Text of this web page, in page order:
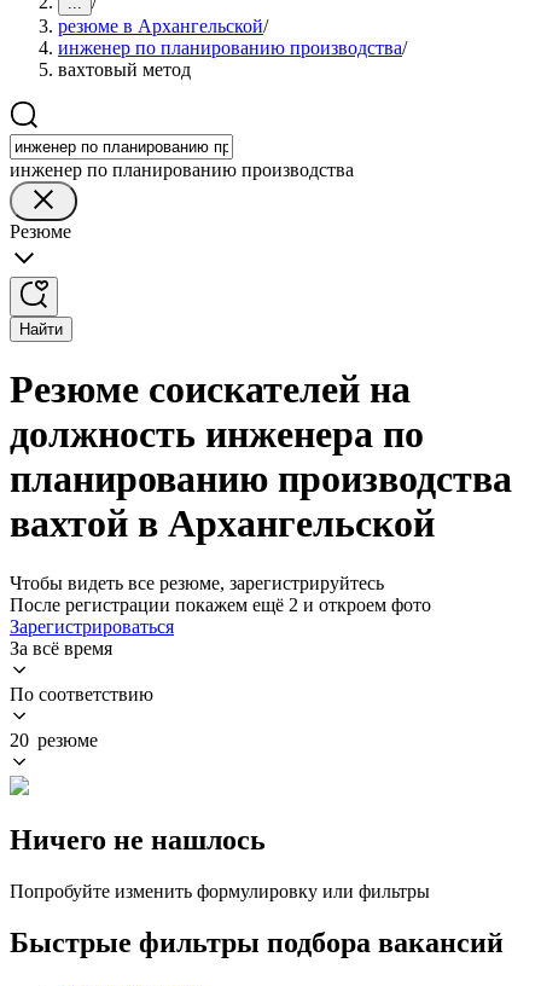
резюме в Архангельской/
инженер по планированию производства/
вахтовый метод
инженер по планированию производства
Резюме
Найти
Резюме соискателей на
должность инженера по
планированию производства
вахтой в Архангельской
Чтобы видеть все резюме, зарегистрируйтесь
После регистрации покажем ещё 2 и откроем фото
Зарегистрироваться
За всё время
По соответствию
20 резюме
Ничего не нашлось
Попробуйте изменить формулировку или фильтры
Быстрые фильтры подбора вакансий